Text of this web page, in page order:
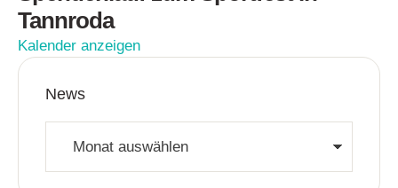
Tannroda
Kalender anzeigen
News